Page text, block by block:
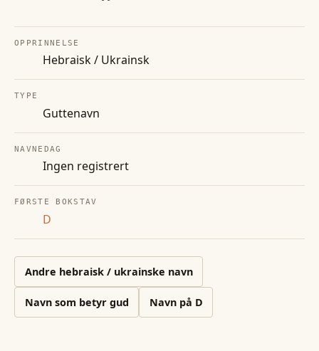
OPPRINNELSE
Hebraisk / Ukrainsk
TYPE
Guttenavn
NAVNEDAG
Ingen registrert
FØRSTE BOKSTAV
D
Andre hebraisk / ukrainske navn
Navn som betyr gud Navn på D